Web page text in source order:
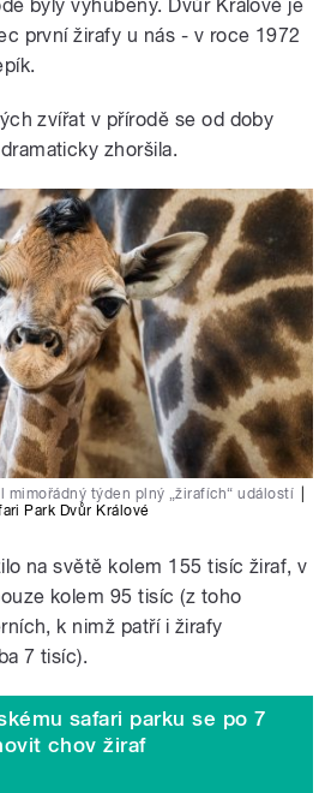
byly vyhubeny. Dvůr Králové je
první žirafy u nás - v roce 1972
zvířat v přírodě se od doby
zhoršila.
mimořádný týden plný „žirafích“ událostí
Park Dvůr Králové
na světě kolem 155 tisíc žiraf, v
kolem 95 tisíc (z toho
k nimž patří i žirafy
7 tisíc).
safari parku se po 7
chov žiraf